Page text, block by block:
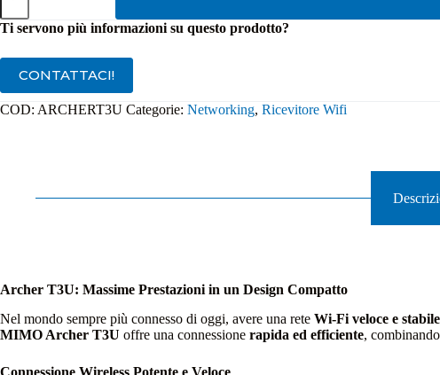
wireless
USB
MIMO
Archer
T3U
Ti servono più informazioni su questo prodotto?
CONTATTACI!
COD: ARCHERT3U Categorie: Networking, Ricevitore Wifi
Archer T3U: Massime Prestazioni in un Design Compatto
Nel mondo sempre più connesso di oggi, avere una rete Wi-Fi veloce e stabile
MIMO Archer T3U offre una connessione rapida ed efficiente,